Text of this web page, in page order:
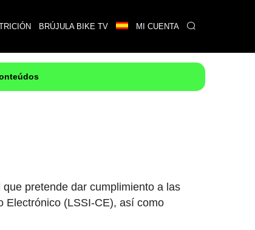
BRÚJULA BIKE TV MI CUENTA
pretende dar cumplimiento a las
Electrónico (LSSI-CE), así como